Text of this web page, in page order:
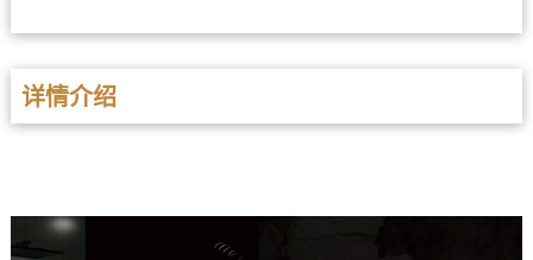
详情介绍